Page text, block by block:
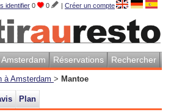
identifier 0 0 | Créer un compte
Réservations Rechercher
à Amsterdam > Mantoe
Plan